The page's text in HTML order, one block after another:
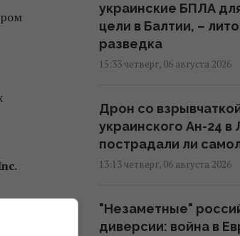
.
в
украинские БПЛА
цели в Балтии, –
разведка
15:33 четверг, 06 августа 2026
Дрон со
украинского Ан-24 в
пострадали ли
13:13 четверг, 06 августа 2026
"Незаметные"
диверсии: война в